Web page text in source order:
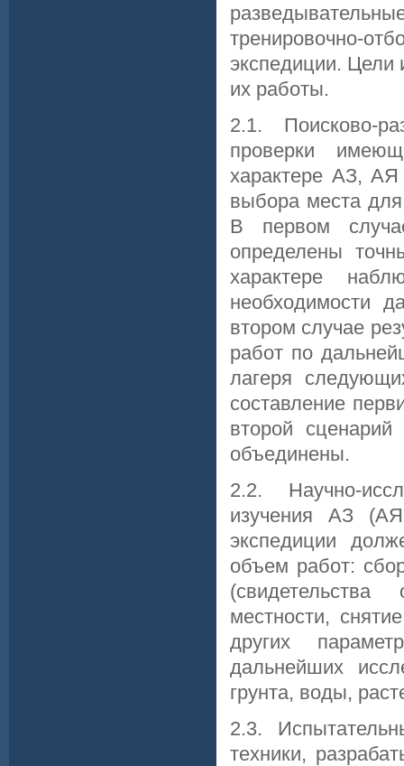
тренировочно-
экспедиции. Цели
их работы.
2.1. Поисково-
проверки
характере АЗ,
выбора места
В первом
определены
характере
необходимости
втором случае
работ по
лагеря
составление
второй
объединены.
2.2. Научно-
изучения АЗ
экспедиции
объем работ:
местности,
других
дальнейших
грунта, воды,
2.3.
техники,